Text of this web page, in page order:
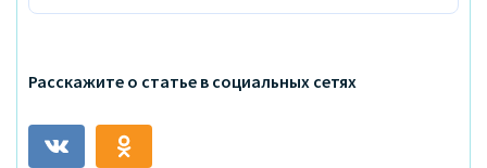
Расскажите о статье в социальных сетях